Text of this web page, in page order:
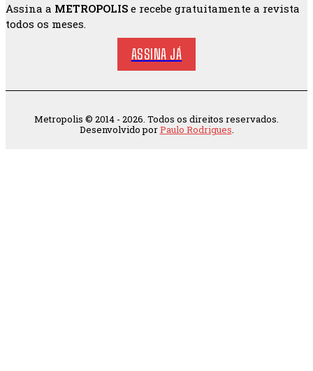
Assina a METROPOLIS e recebe gratuitamente a revista
todos os meses.
ASSINA JÁ
Metropolis © 2014 - 2026. Todos os direitos reservados.
Desenvolvido porPaulo Rodrigues.